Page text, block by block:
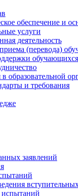
обеспечение и
услуги
деятельность
(перевода)
обучающихся
образовательной
и требования
заявлений
испытаний